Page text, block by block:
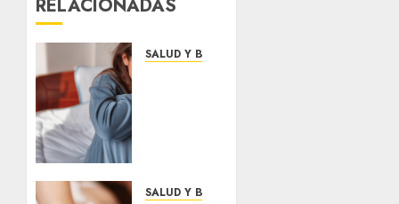
RELACIONADAS
SALUD Y BIENESTAR
día a
SALUD Y BIENESTAR